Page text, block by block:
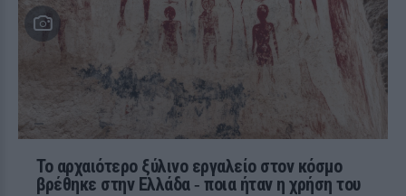
Το αρχαιότερο ξύλινο εργαλείο στον κόσμο
βρέθηκε στην Ελλάδα ‑ ποια ήταν η χρήση του